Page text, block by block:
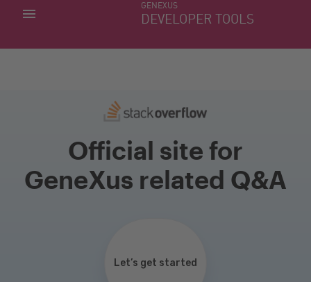
GENEXUS
DEVELOPER TOOLS
MINHAS APLICACÕES
Official site for
GeneXus related Q&A
Let’s get started